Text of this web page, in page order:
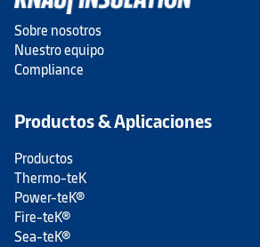
Sobre nosotros
Nuestro equipo
Compliance
Productos & Aplicaciones
Productos
Thermo-teK
Power-teK®
Fire-teK®
Sea-teK®